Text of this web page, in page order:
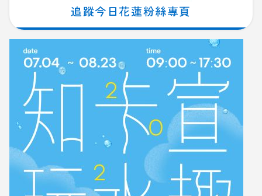
追蹤今日花蓮粉絲專頁